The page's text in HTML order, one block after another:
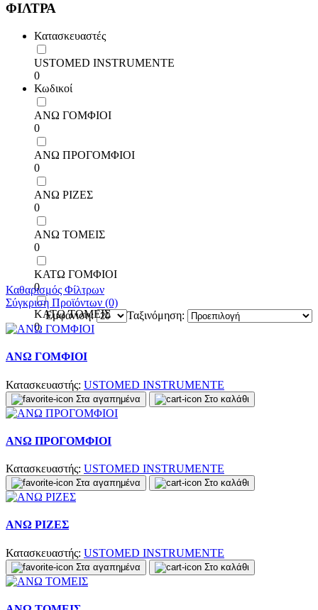
ΦΙΛΤΡΑ
Κατασκευαστές
USTOMED INSTRUMENTE
0
Κωδικοί
ΑΝΩ ΓΟΜΦΙΟΙ
0
ΑΝΩ ΠΡΟΓΟΜΦΙΟΙ
0
ΑΝΩ ΡΙΖΕΣ
0
ΑΝΩ ΤΟΜΕΙΣ
0
ΚΑΤΩ ΓΟΜΦΙΟΙ
0
ΚΑΤΩ ΤΟΜΕΙΣ
0
Καθαρισμός Φίλτρων
Σύγκριση Προϊόντων (0)
Ταξινόμηση:
Εμφάνιση:
ΑΝΩ ΓΟΜΦΙΟΙ
Κατασκευαστής: USTOMED INSTRUMENTE
Στα αγαπημένα Στο καλάθι
ΑΝΩ ΠΡΟΓΟΜΦΙΟΙ
Κατασκευαστής: USTOMED INSTRUMENTE
Στα αγαπημένα Στο καλάθι
ΑΝΩ ΡΙΖΕΣ
Κατασκευαστής: USTOMED INSTRUMENTE
Στα αγαπημένα Στο καλάθι